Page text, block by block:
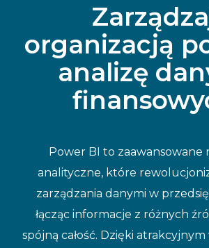
organizacją
analizę
Power BI to zaawansowane
analityczne, które
zarządzania danymi w
łącząc informacje z różnych
spójną całość. Dzięki